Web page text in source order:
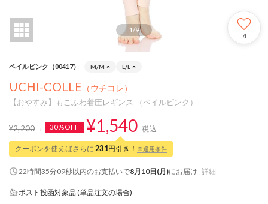
1/9
4
ペイルピンク（00417） M/M ○ L/L ○
UCHI-COLLE （ウチコレ）
【おやすみ】もこふわ着圧レギンス （ペイルピンク）
¥2,200 30%OFF ¥1,540 税込
クーポンを使えばさらに 231円引き！ ※適用条件
22時間35分08秒以内のお支払いで8月10日(月)にお届け 詳細
ポスト投函対象品 (単品注文の場合)